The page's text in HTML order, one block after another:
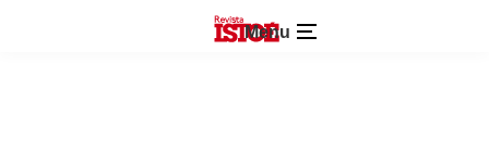
Menu